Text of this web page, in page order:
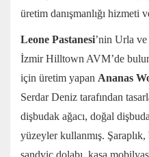
üretim danışmanlığı hizmeti
Leone Pastanesi’nin Urla
İzmir Hilltown AVM’de
için üretim yapan Ananas
Serdar Deniz tarafından
dişbudak ağacı, doğal
yüzeyler kullanmış. Şaraplık,